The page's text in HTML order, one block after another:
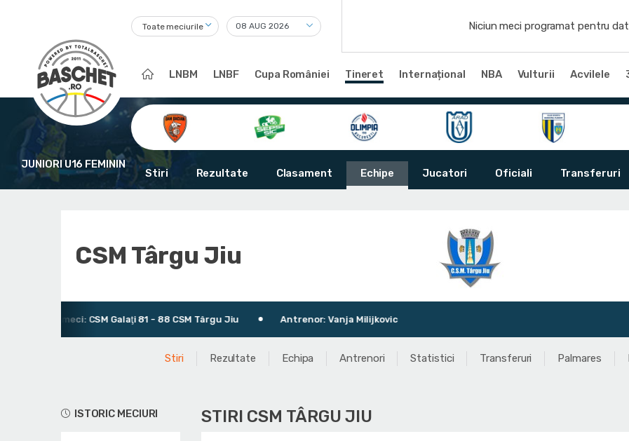
Toate meciurile Niciun meci programat pentru
LNBM LNBF Cupa României Tineret Internațional NBA Vulturii Acvilele
JUNIORI U16 FEMININ
Stiri Rezultate Clasament Echipe Jucatori Oficiali Transferuri
CSM Târgu Jiu
meci: CSM Galaţi 81 - 88 CSM Târgu Jiu Antrenor: Vanja Milijkovic
Stiri Rezultate Echipa Antrenori Statistici Transferuri Palmares
ISTORIC MECIURI STIRI CSM TÂRGU JIU